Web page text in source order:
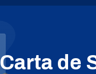
Carta de